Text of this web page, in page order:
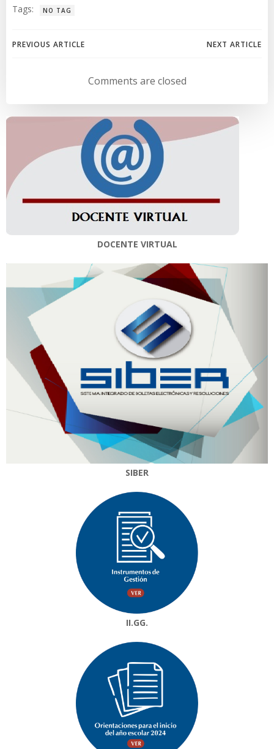
Tags: NO TAG
Navegación
entradas
PREVIOUS ARTICLE
Navegación
de
entradas
NEXT ARTICLE
Comments are closed
DOCENTE VIRTUAL
SIBER
II.GG.